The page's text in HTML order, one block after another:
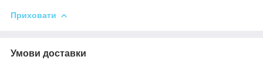
Приховати
Умови доставки